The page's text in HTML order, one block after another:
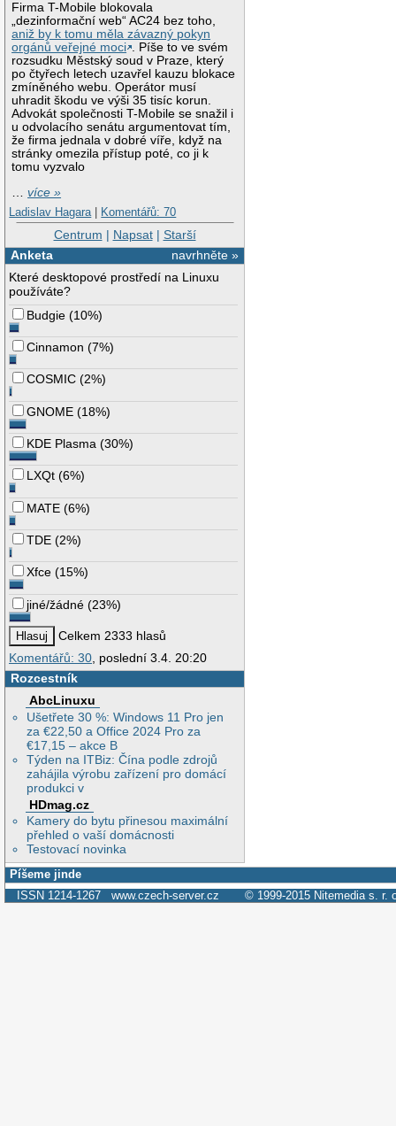
Firma T-Mobile blokovala
„dezinformační web“ AC24 bez toho,
aniž by k tomu měla závazný pokyn
orgánů veřejné moci . Píše to ve svém
rozsudku Městský soud v Praze, který
po čtyřech letech uzavřel kauzu blokace
zmíněného webu. Operátor musí
uhradit škodu ve výši 35 tisíc korun.
Advokát společnosti T-Mobile se snažil i
u odvolacího senátu argumentovat tím,
že firma jednala v dobré víře, když na
stránky omezila přístup poté, co ji k
tomu vyzvalo
…více »
Ladislav Hagara | Komentářů: 70
Centrum | Napsat| Starší
navrhněte »
Anketa
Které desktopové prostředí na Linuxu
používáte?
Budgie (10%)
Cinnamon (7%)
COSMIC (2%)
GNOME (18%)
KDE Plasma (30%)
LXQt (6%)
MATE (6%)
TDE (2%)
Xfce (15%)
jiné/žádné (23%)
Celkem 2333 hlasů
Komentářů: 30, poslední 3.4. 20:20
Rozcestník
AbcLinuxu
Ušetřete 30 %: Windows 11 Pro jen
za €22,50 a Office 2024 Pro za
€17,15 – akce B
Týden na ITBiz: Čína podle zdrojů
zahájila výrobu zařízení pro domácí
produkci v
HDmag.cz
Kamery do bytu přinesou maximální
přehled o vaší domácnosti
Testovací novinka
Píšeme jinde
ISSN 1214-1267 www.czech-server.cz © 1999-2015 Nitemedia s. r.